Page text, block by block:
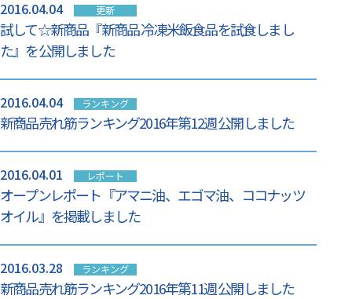
2016.04.04 更新
試して☆新商品『新商品 冷凍米飯食品を試食しまし
た』を公開しました
2016.04.04 ランキング
新商品売れ筋ランキング2016年第12週 公開しました
2016.04.01 レポート
オープンレポート『アマニ油、エゴマ油、ココナッツ
オイル』を掲載しました
2016.03.28 ランキング
新商品売れ筋ランキング2016年第11週 公開しました